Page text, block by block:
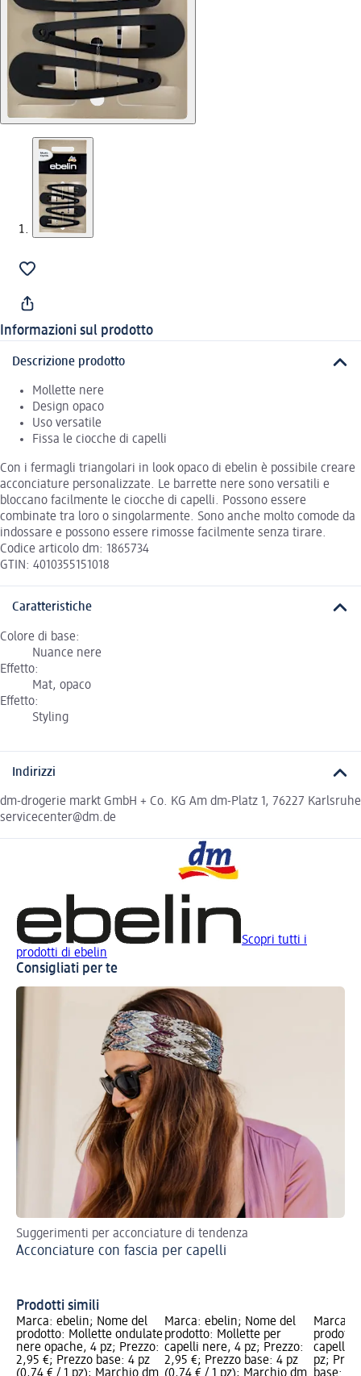
Informazioni sul prodotto
Descrizione prodotto
Mollette nere
Design opaco
Uso versatile
Fissa le ciocche di capelli
Con i fermagli triangolari in look opaco di ebelin è possibile creare
acconciature personalizzate. Le barrette nere sono versatili e
bloccano facilmente le ciocche di capelli. Possono essere
combinate tra loro o singolarmente. Sono anche molto comode da
indossare e possono essere rimosse facilmente senza tirare.
Codice articolo dm: 1865734
GTIN: 4010355151018
Caratteristiche
Colore di base:
Nuance nere
Effetto:
Mat, opaco
Effetto:
Styling
Indirizzi
dm-drogerie markt GmbH + Co. KG Am dm-Platz 1, 76227 Karlsruhe
servicecenter@dm.de
Scopri tutti i
prodotti di ebelin
Consigliati per te
Suggerimenti per acconciature di tendenza
Acconciature con fascia per capelli
Prodotti simili
Marca: ebelin; Nome del
prodotto: Mollette ondulate
nere opache, 4 pz; Prezzo:
2,95 €; Prezzo base: 4 pz
(0,74 € / 1 pz); Marchio dm
Marca: ebelin; Nome del
prodotto: Mollette per
capelli nere, 4 pz; Prezzo:
2,95 €; Prezzo base: 4 pz
(0,74 € / 1 pz); Marchio dm
Marca:
capelli
pz;
base: 4